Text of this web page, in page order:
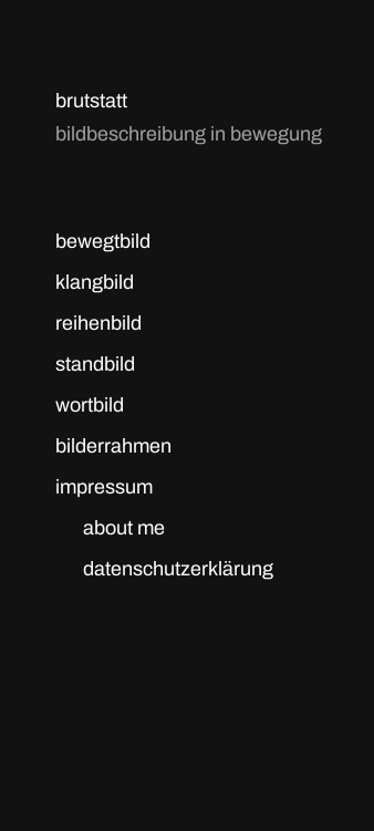
brutstatt
bildbeschreibung in bewegung
bewegtbild
klangbild
reihenbild
standbild
wortbild
bilderrahmen
impressum
about me
datenschutzerklärung